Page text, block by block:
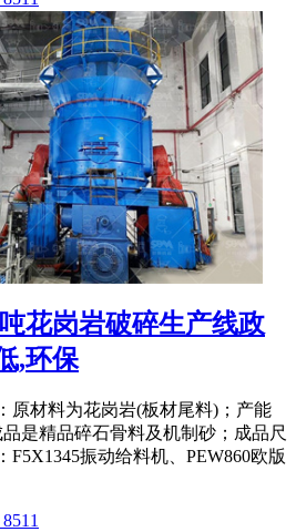
花岗岩破碎生产线政
,环保
原材料为花岗岩(板材尾料)；产能
是精品碎石骨料及机制砂；成品尺
F5X1345振动给料机、PEW860欧版